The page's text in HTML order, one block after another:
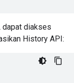
dapat diakses
History API: